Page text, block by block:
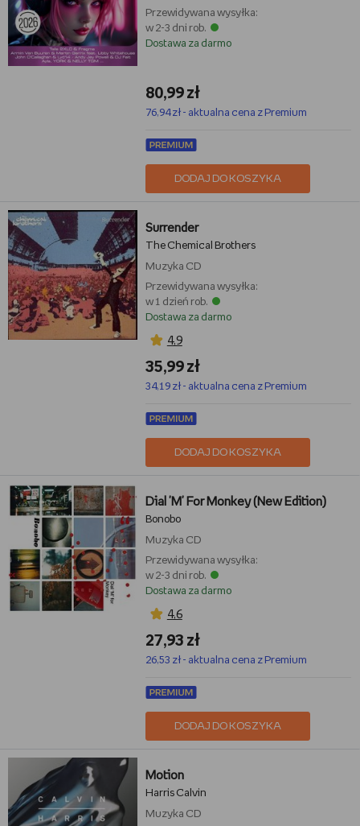
Przewidywana wysyłka:
w 2-3 dni rob.
Dostawa za darmo
80,99 zł
76,94 zł - aktualna cena z Premium
DODAJ DO KOSZYKA
Surrender
The Chemical Brothers
Muzyka CD
Przewidywana wysyłka:
w 1 dzień rob.
Dostawa za darmo
4,9
35,99 zł
34,19 zł - aktualna cena z Premium
DODAJ DO KOSZYKA
Dial 'M' For Monkey (New Edition)
Bonobo
Muzyka CD
Przewidywana wysyłka:
w 2-3 dni rob.
Dostawa za darmo
4,6
27,93 zł
26,53 zł - aktualna cena z Premium
DODAJ DO KOSZYKA
Motion
Harris Calvin
Muzyka CD